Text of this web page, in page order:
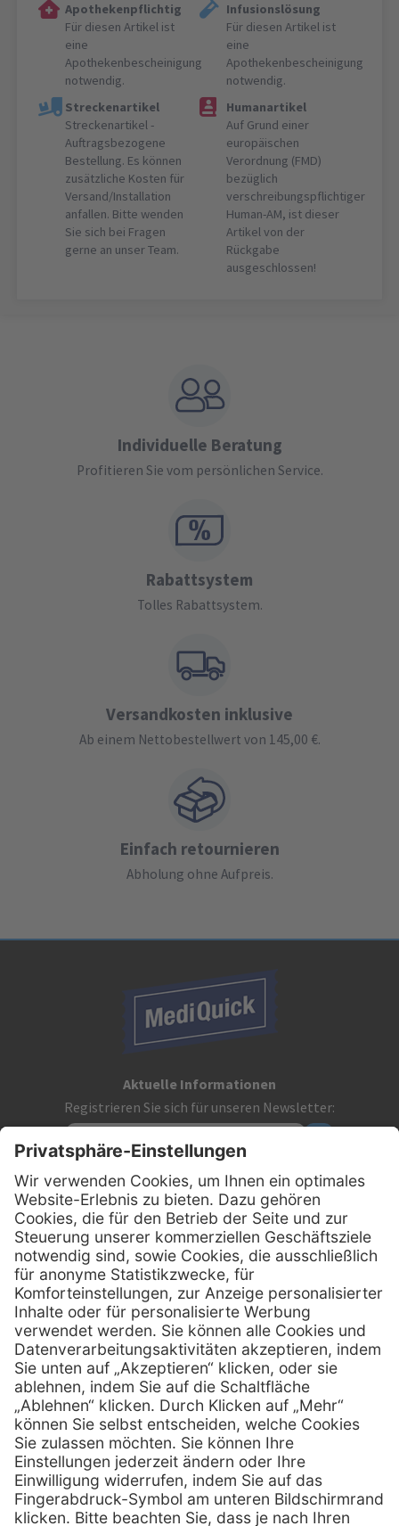
Apothekenpflichtig
Für diesen Artikel ist
eine
Apothekenbescheinigung
notwendig.
Infusionslösung
Für diesen Artikel ist
eine
Apothekenbescheinigung
notwendig.
Streckenartikel
Streckenartikel -
Auftragsbezogene
Bestellung. Es können
zusätzliche Kosten für
Versand/Installation
anfallen. Bitte wenden
Sie sich bei Fragen
gerne an unser Team.
Humanartikel
Auf Grund einer
europäischen
Verordnung (FMD)
bezüglich
verschreibungspflichtiger
Human-AM, ist dieser
Artikel von der
Rückgabe
ausgeschlossen!
Individuelle Beratung
Profitieren Sie vom persönlichen Service.
Rabattsystem
Tolles Rabattsystem.
Versandkosten inklusive
Ab einem Nettobestellwert von 145,00 €.
Einfach retournieren
Abholung ohne Aufpreis.
Aktuelle Informationen
Registrieren Sie sich für unseren Newsletter:
Kontakt
MediQuick Arzt- und Krankenhausbedarfshandel GmbH
Hans-Wunderlich-Straße 7
D-49078 Osnabrück
Telefon:0800 - 633 43 66
E-Mail: info @ mediquick.de
Services
Serviceversprechen
Sprechstundenbedarf
Retoure anmelden
Hilfe
FAQs
Kontakt
Lob & Kritik
Zertifikat Rechtliches